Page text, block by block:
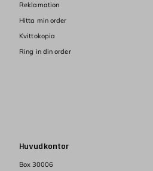
Huvudkontor
Box 30006
Reklamation
Hitta min order
Kvittokopia
Ring in din order